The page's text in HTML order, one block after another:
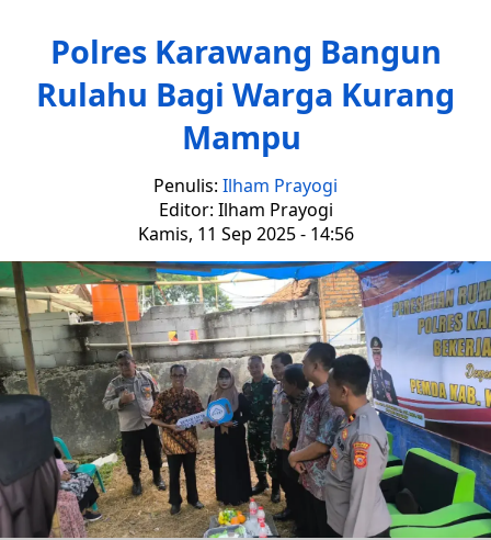
Polres Karawang Bangun
Rulahu Bagi Warga Kurang
Mampu
Penulis: Ilham Prayogi
Editor: Ilham Prayogi
Kamis, 11 Sep 2025 - 14:56